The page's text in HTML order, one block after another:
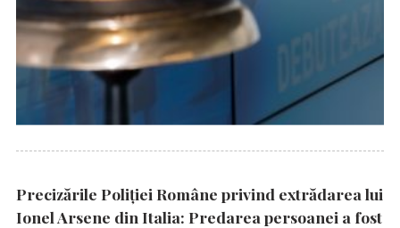
Precizările Poliţiei Române privind extrădarea lui
Ionel Arsene din Italia: Predarea persoanei a fost